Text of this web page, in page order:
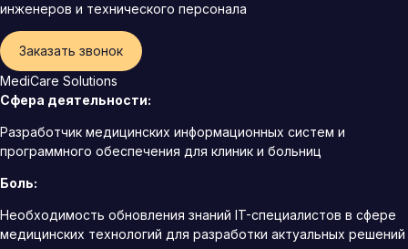
инженеров и технического персонала
Заказать звонок
MediCare Solutions
Сфера деятельности:
Разработчик медицинских информационных систем и
программного обеспечения для клиник и больниц
Боль:
Необходимость обновления знаний IT-специалистов в сфере
медицинских технологий для разработки актуальных решений